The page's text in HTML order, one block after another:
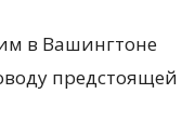
в Вашингтоне
предстоящей